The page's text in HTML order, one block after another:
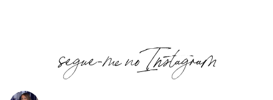
segue-me no Instagram